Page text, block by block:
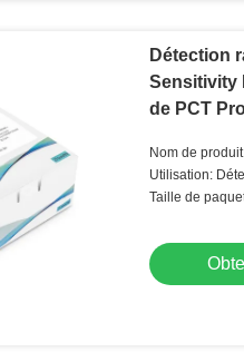
Détection
Sensitivity
de PCT
Nom de
PCT
Utilisation:
Taille de